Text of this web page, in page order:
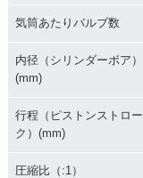
気筒あたりバルブ数
内径（シリンダーボア）
(mm)
行程（ピストンストロー
ク）(mm)
圧縮比（:1）